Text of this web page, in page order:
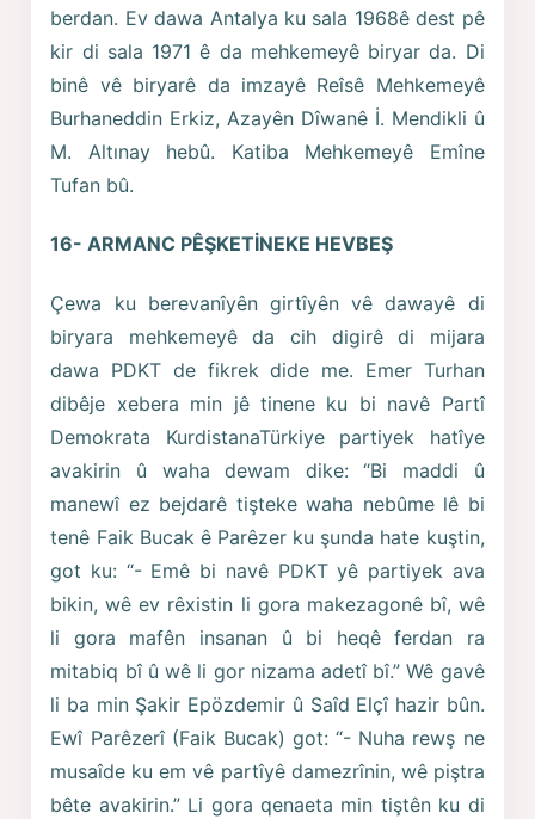
berdan. Ev dawa Antalya ku sala 1968ê dest pê
kir di sala 1971 ê da mehkemeyê biryar da. Di
binê vê biryarê da imzayê Reîsê Mehkemeyê
Burhaneddin Erkiz, Azayên Dîwanê İ. Mendikli û
M. Altınay hebû. Katiba Mehkemeyê Emîne
Tufan bû.
16- ARMANC PÊŞKETİNEKE HEVBEŞ
Çewa ku berevanîyên girtîyên vê dawayê di
biryara mehkemeyê da cih digirê di mijara
dawa PDKT de fikrek dide me. Emer Turhan
dibêje xebera min jê tinene ku bi navê Partî
Demokrata KurdistanaTürkiye partiyek hatîye
avakirin û waha dewam dike: “Bi maddi û
manewî ez bejdarê tişteke waha nebûme lê bi
tenê Faik Bucak ê Parêzer ku şunda hate kuştin,
got ku: “- Emê bi navê PDKT yê partiyek ava
bikin, wê ev rêxistin li gora makezagonê bî, wê
li gora mafên insanan û bi heqê ferdan ra
mitabiq bî û wê li gor nizama adetî bî.” Wê gavê
li ba min Şakir Epözdemir û Saîd Elçî hazir bûn.
Ewî Parêzerî (Faik Bucak) got: “- Nuha rewş ne
musaîde ku em vê partîyê damezrînin, wê piştra
bête avakirin.” Li gora qenaeta min tiştên ku di